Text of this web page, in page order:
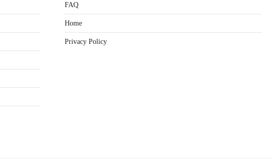
FAQ
Home
Privacy Policy